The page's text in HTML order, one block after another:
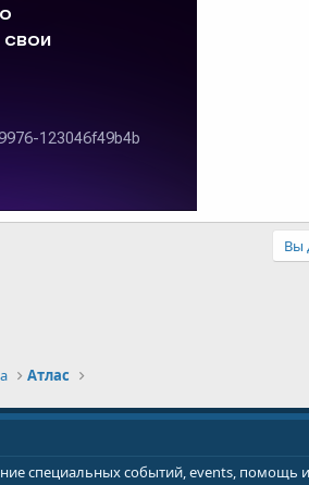
Вы
Атлас
специальных событий, events, помощь